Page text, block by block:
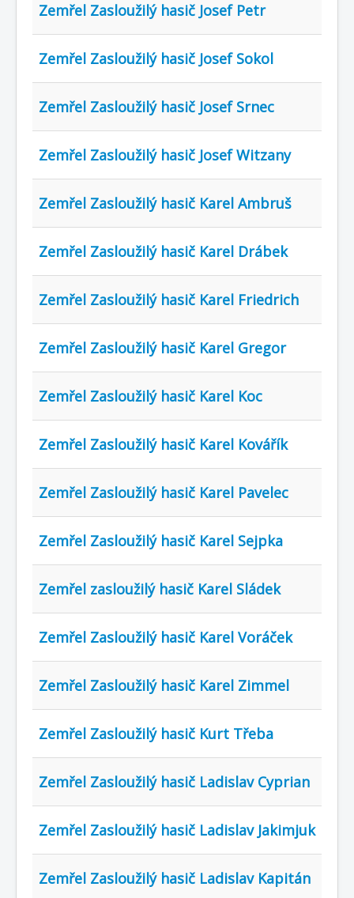
Zemřel Zasloužilý hasič Josef Petr
Zemřel Zasloužilý hasič Josef Sokol
Zemřel Zasloužilý hasič Josef Srnec
Zemřel Zasloužilý hasič Josef Witzany
Zemřel Zasloužilý hasič Karel Ambruš
Zemřel Zasloužilý hasič Karel Drábek
Zemřel Zasloužilý hasič Karel Friedrich
Zemřel Zasloužilý hasič Karel Gregor
Zemřel Zasloužilý hasič Karel Koc
Zemřel Zasloužilý hasič Karel Kovářík
Zemřel Zasloužilý hasič Karel Pavelec
Zemřel Zasloužilý hasič Karel Sejpka
Zemřel zasloužilý hasič Karel Sládek
Zemřel Zasloužilý hasič Karel Voráček
Zemřel Zasloužilý hasič Karel Zimmel
Zemřel Zasloužilý hasič Kurt Třeba
Zemřel Zasloužilý hasič Ladislav Cyprian
Zemřel Zasloužilý hasič Ladislav Jakimjuk
Zemřel Zasloužilý hasič Ladislav Kapitán